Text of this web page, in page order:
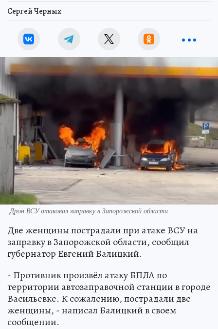
Сергей Черных
Дрон ВСУ атаковал заправку в Запорожской области
Две женщины пострадали при атаке ВСУ на
заправку в Запорожской области, сообщил
губернатор Евгений Балицкий.
- Противник произвёл атаку БПЛА по
территории автозаправочной станции в городе
Васильевке. К сожалению, пострадали две
женщины, - написал Балицкий в своем
сообщении.